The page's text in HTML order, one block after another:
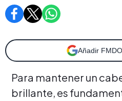
Añadir
Para mantener un
brillante, es